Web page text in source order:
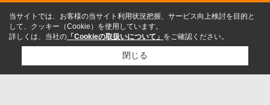
当サイトでは、お客様の当サイト利用状況把握、サービス向上検討を目的と
して、クッキー（Cookie）を使用しています。
詳しくは、当社の 「Cookieの取扱いについて」 をご確認ください。
閉じる